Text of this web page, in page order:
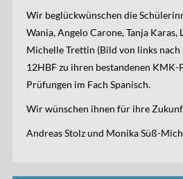
Wir beglückwünschen die
Wania, Angelo Carone, Tanja Karas,
Michelle Trettin (Bild von links nach
12HBF zu ihren bestandenen KMK-
Prüfungen im Fach Spanisch.
Wir wünschen ihnen für ihre
Andreas Stolz und Monika Süß-